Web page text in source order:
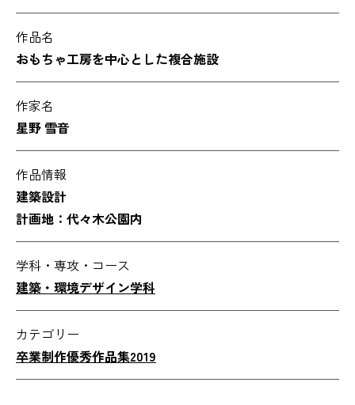
作品名
おもちゃ工房を中心とした複合施設
作家名
星野 雪音
作品情報
建築設計
計画地：代々木公園内
学科・専攻・コース
建築・環境デザイン学科
カテゴリー
卒業制作優秀作品集2019